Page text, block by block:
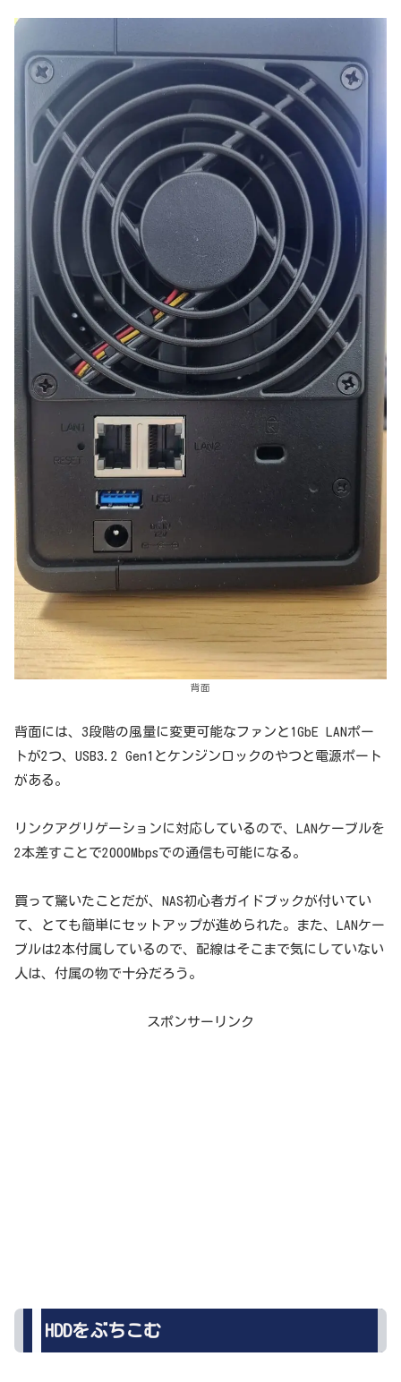
背面
背面には、3段階の風量に変更可能なファンと1GbE LANポー
トが2つ、USB3.2 Gen1とケンジンロックのやつと電源ポート
がある。
リンクアグリゲーションに対応しているので、LANケーブルを
2本差すことで2000Mbpsでの通信も可能になる。
買って驚いたことだが、NAS初心者ガイドブックが付いてい
て、とても簡単にセットアップが進められた。また、LANケー
ブルは2本付属しているので、配線はそこまで気にしていない
人は、付属の物で十分だろう。
スポンサーリンク
HDDをぶちこむ